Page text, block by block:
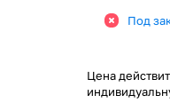
Под
Цена